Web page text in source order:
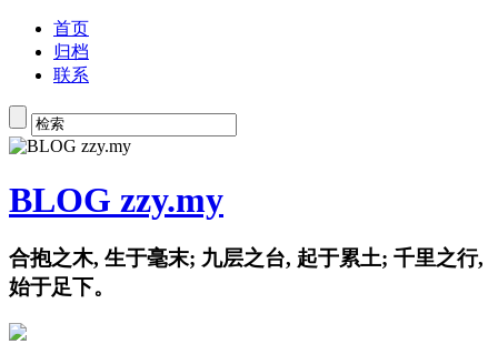
首页
归档
联系
BLOG zzy.my
合抱之木, 生于毫末; 九层之台, 起于累土; 千里之行,
始于足下。